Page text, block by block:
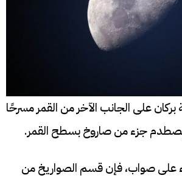
على الجانب الآخر من القمر مسرحًا
يصطدم جزء من صاروخ بسطح القمر.
على صواب، فإن قسم الصواريخ من